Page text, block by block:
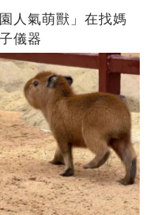
人氣萌獸」在找媽
儀器